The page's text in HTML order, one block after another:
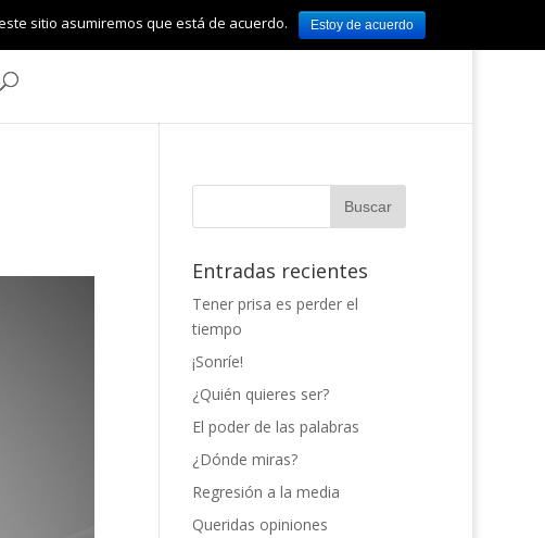
Entradas recientes
Tener prisa es perder el
tiempo
¡Sonríe!
¿Quién quieres ser?
El poder de las palabras
¿Dónde miras?
Regresión a la media
Queridas opiniones
sitio asumiremos que está de acuerdo. Estoy de acuerdo